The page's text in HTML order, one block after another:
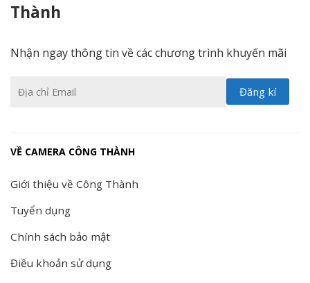
Thành
Nhận ngay thông tin về các chương trình khuyến mãi
VỀ CAMERA CÔNG THÀNH
Giới thiệu về Công Thành
Tuyển dụng
Chính sách bảo mật
Điều khoản sử dụng